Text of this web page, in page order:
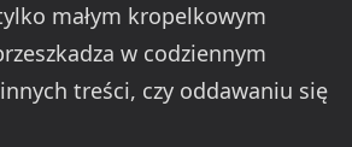
małym kropelkowym
w codziennym
treści, czy oddawaniu się